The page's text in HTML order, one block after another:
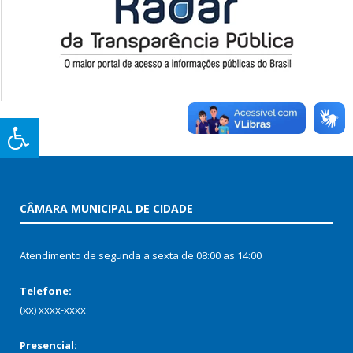
CÂMARA MUNICIPAL DE CIDADE
Atendimento de segunda a sexta de 08:00 as 14:00
Telefone:
(xx) xxxx-xxxx
Presencial: